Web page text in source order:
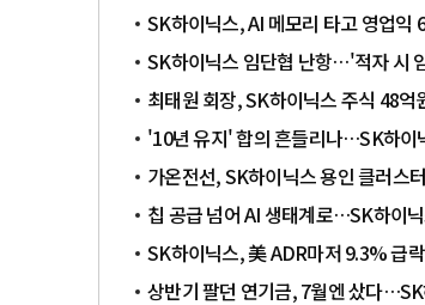
SK하이닉스, AI 메모리 타고 영업
SK하이닉스 임단협 난항…'적자 시
최태원 회장, SK하이닉스 주식 48
'10년 유지' 합의 흔들리나…SK하이
가온전선, SK하이닉스 용인 클러스
칩 공급 넘어 AI 생태계로…SK하이
SK하이닉스, 美 ADR마저 9.3% 급
상반기 팔던 연기금, 7월엔 샀다